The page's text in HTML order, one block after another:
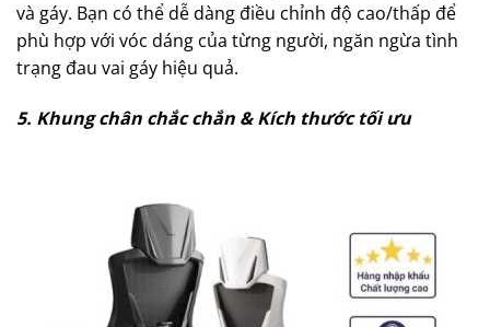
và gáy. Bạn có thể dễ dàng điều chỉnh độ cao/thấp để
phù hợp với vóc dáng của từng người, ngăn ngừa tình
trạng đau vai gáy hiệu quả.
5. Khung chân chắc chắn & Kích thước tối ưu